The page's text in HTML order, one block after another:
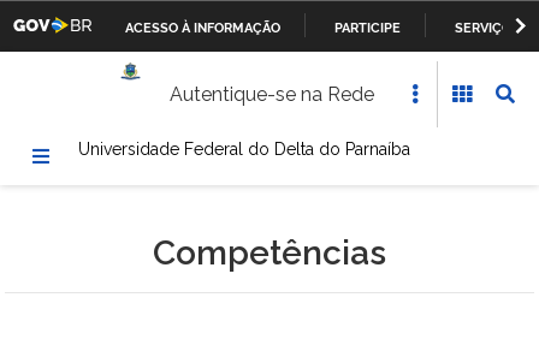
PARA
CONTEÚDO
ACESSO À INFORMAÇÃO PARTICIPE
SERVIÇOS
Ministério da Defesa
Autentique-se na Rede
Universidade Federal do Delta do Parnaíba
Competências